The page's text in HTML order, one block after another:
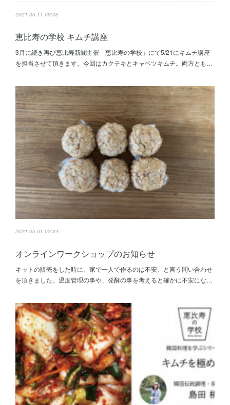
2021.05.11 09:05
恵比寿の学校 キムチ講座
3月に続き再び恵比寿新聞主催「恵比寿の学校」にて5/21にキムチ講座
を担当させて頂きます。今回はカクテキとキャベツキムチ。両方とも…
2021.05.01 03:34
オンラインワークショップのお知らせ
キットの販売をした時に、家で一人で作るのは不安、と言う問い合わせ
を頂きました。温度管理の事や、発酵の事を考えると確かに不安にな…